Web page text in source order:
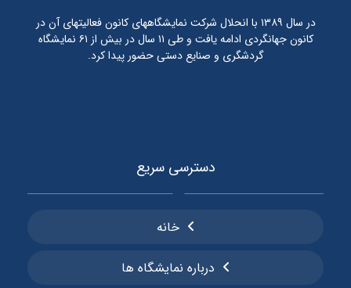
در سال ۱۳۸۹ با انحلال شرکت نمایشگاههای کانون فعالیتهای آن در
کانون جهانگردی ادامه یافت و طی ۱۱ سال در بیش از ۶۱ نمایشگاه
گردشگری و صنایع دستی حضور پیدا کرد.
دسترسی سریع
خانه
درباره نمایشگاه ها